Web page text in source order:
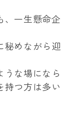
、一生懸命企
秘めながら迎
うな場になら
持つ方は多い